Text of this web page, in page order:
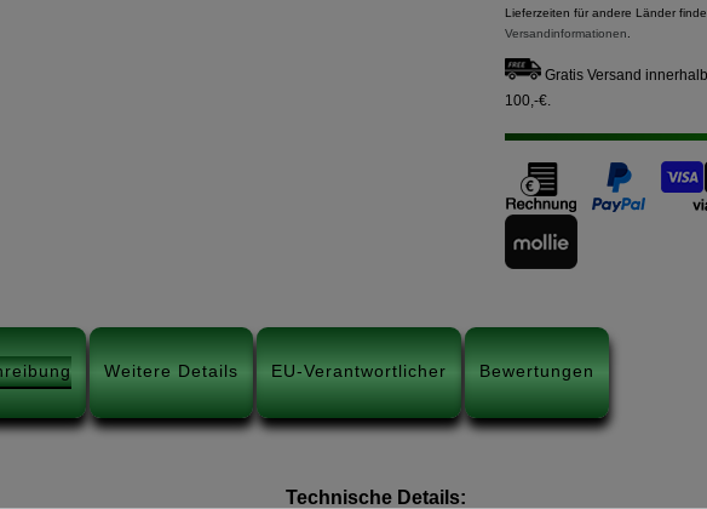
Lieferzeiten für andere Länder
Versandinformationen
Gratis Versand
100,-€.
Weitere Details EU-Verantwortlicher Bewertungen
Technische Details: